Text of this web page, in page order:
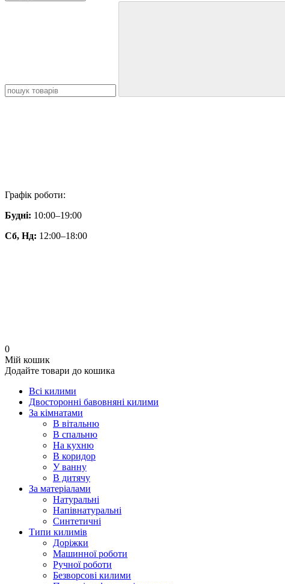
Графік роботи:
Будні: 10:00–19:00
Сб, Нд: 12:00–18:00
0
Мій кошик
Додайте товари до кошика
Всі килими
Двосторонні бавовняні килими
За кімнатами
В вітальню
В спальню
На кухню
В коридор
У ванну
В дитячу
За матеріалами
Натуральні
Напівнатуральні
Синтетичні
Типи килимів
Доріжки
Машинної роботи
Ручної роботи
Безворсові килими